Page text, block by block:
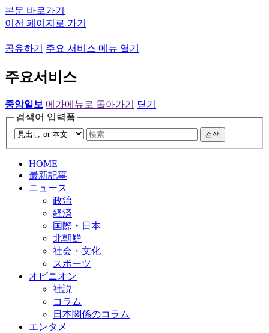
본문 바로가기
이전 페이지로 가기
공유하기 주요 서비스 메뉴 열기
주요서비스
중앙일보 메가메뉴로 돌아가기
닫기
검색어 입력폼
검색
HOME
最新記事
ニュース
政治
経済
国際・日本
北朝鮮
社会・文化
スポーツ
オピニオン
社説
コラム
日本関係のコラム
エンタメ